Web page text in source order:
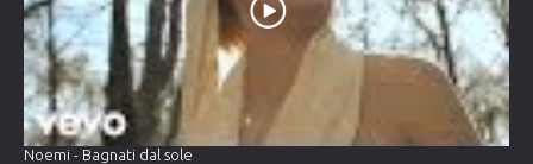
Noemi - Bagnati dal sole